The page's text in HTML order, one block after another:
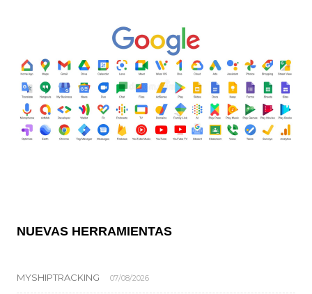
NUEVAS HERRAMIENTAS
MYSHIPTRACKING 07/08/2026